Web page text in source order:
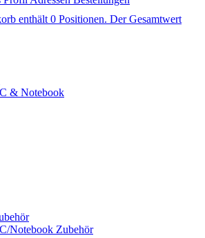
enthält 0 Positionen. Der Gesamtwert
& Notebook
Notebook Zubehör